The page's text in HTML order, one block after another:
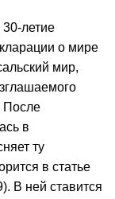
о мире
мир,
После
в
ту
в статье
В ней ставится